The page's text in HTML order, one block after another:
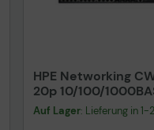
HPE Networking
20p 10/100/
Smart Rate 1/
1G/2.5G Switch
Auf Lager: Lieferung in